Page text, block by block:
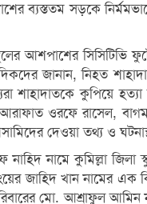
ব্যস্ততম সড়কে
আশপাশের সিসিটিভি
জানান,
শাহাদাতকে
ওরফে রাসেল,
দেওয়া তথ্য ও
নামে কুমিল্লা জিলা
জাহিদ খান নামের এক
মো. আশ্রাফুল